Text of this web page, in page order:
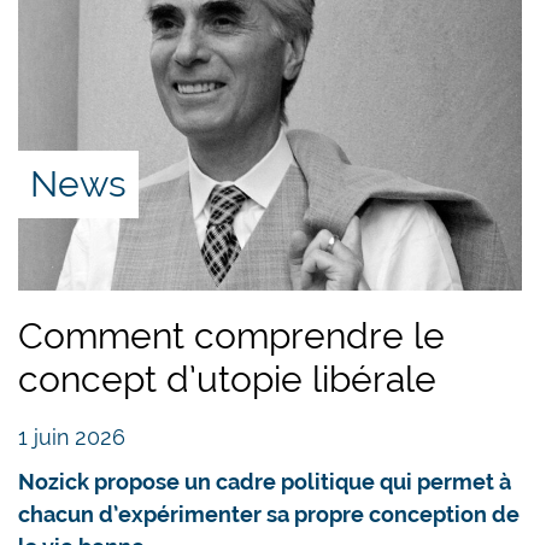
News
Comment comprendre le
concept d’utopie libérale
1 juin 2026
Nozick propose un cadre politique qui permet à
chacun d’expérimenter sa propre conception de